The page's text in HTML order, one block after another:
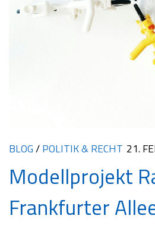
BLOG/POLITIK & RECHT 21.
Modellprojekt
Frankfurter